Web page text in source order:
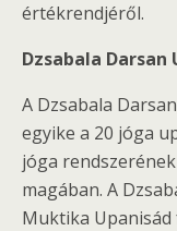
értékrendjéről.
Dzsabala Darsan
A Dzsabala
egyike a 20 jóga
jóga
magában. A
Muktika Upanisád